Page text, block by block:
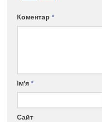
Коментар *
Ім'я *
Сайт